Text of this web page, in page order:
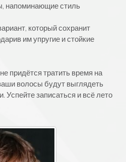
напоминающие стиль
который сохранит
им упругие и стойкие
придётся тратить время на
волосы будут выглядеть
Успейте записаться и всё лето